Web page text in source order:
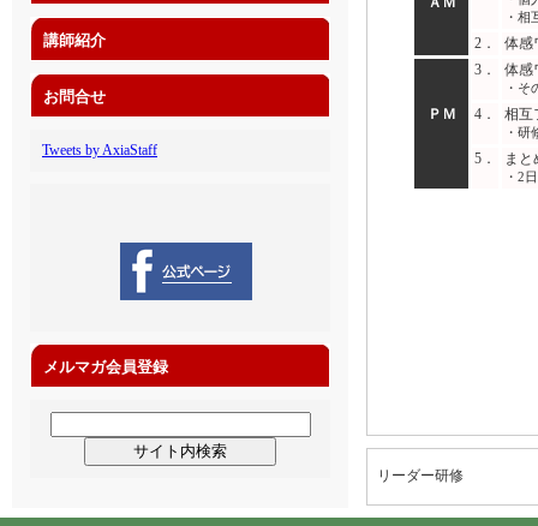
・相
2． 体
ＰＭ
3． 体
・そ
4． 相互
・研
5． まと
・2
リーダー研修
講師紹介
お問合せ
Tweets by AxiaStaff
メルマガ会員登録